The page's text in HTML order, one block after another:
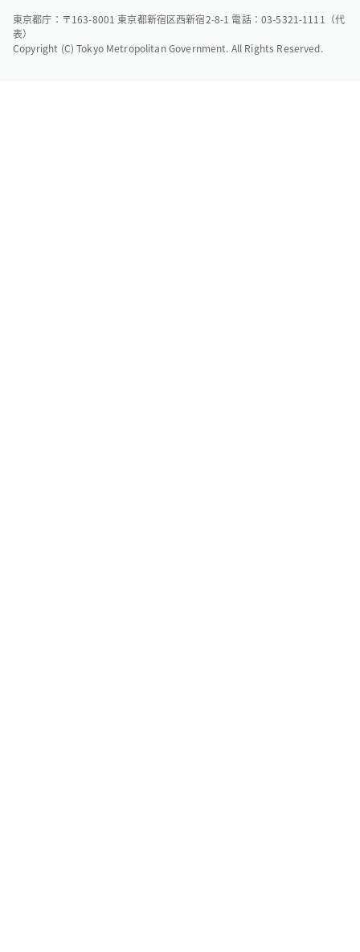
東京都庁：〒163-8001 東京都新宿区西新宿2-8-1 電話：03-5321-1111（代
表）
Copyright (C) Tokyo Metropolitan Government. All Rights Reserved.